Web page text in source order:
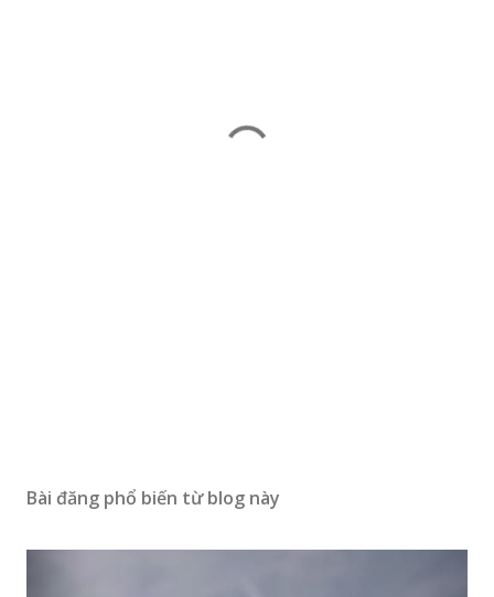
Bài đăng phổ biến từ blog này